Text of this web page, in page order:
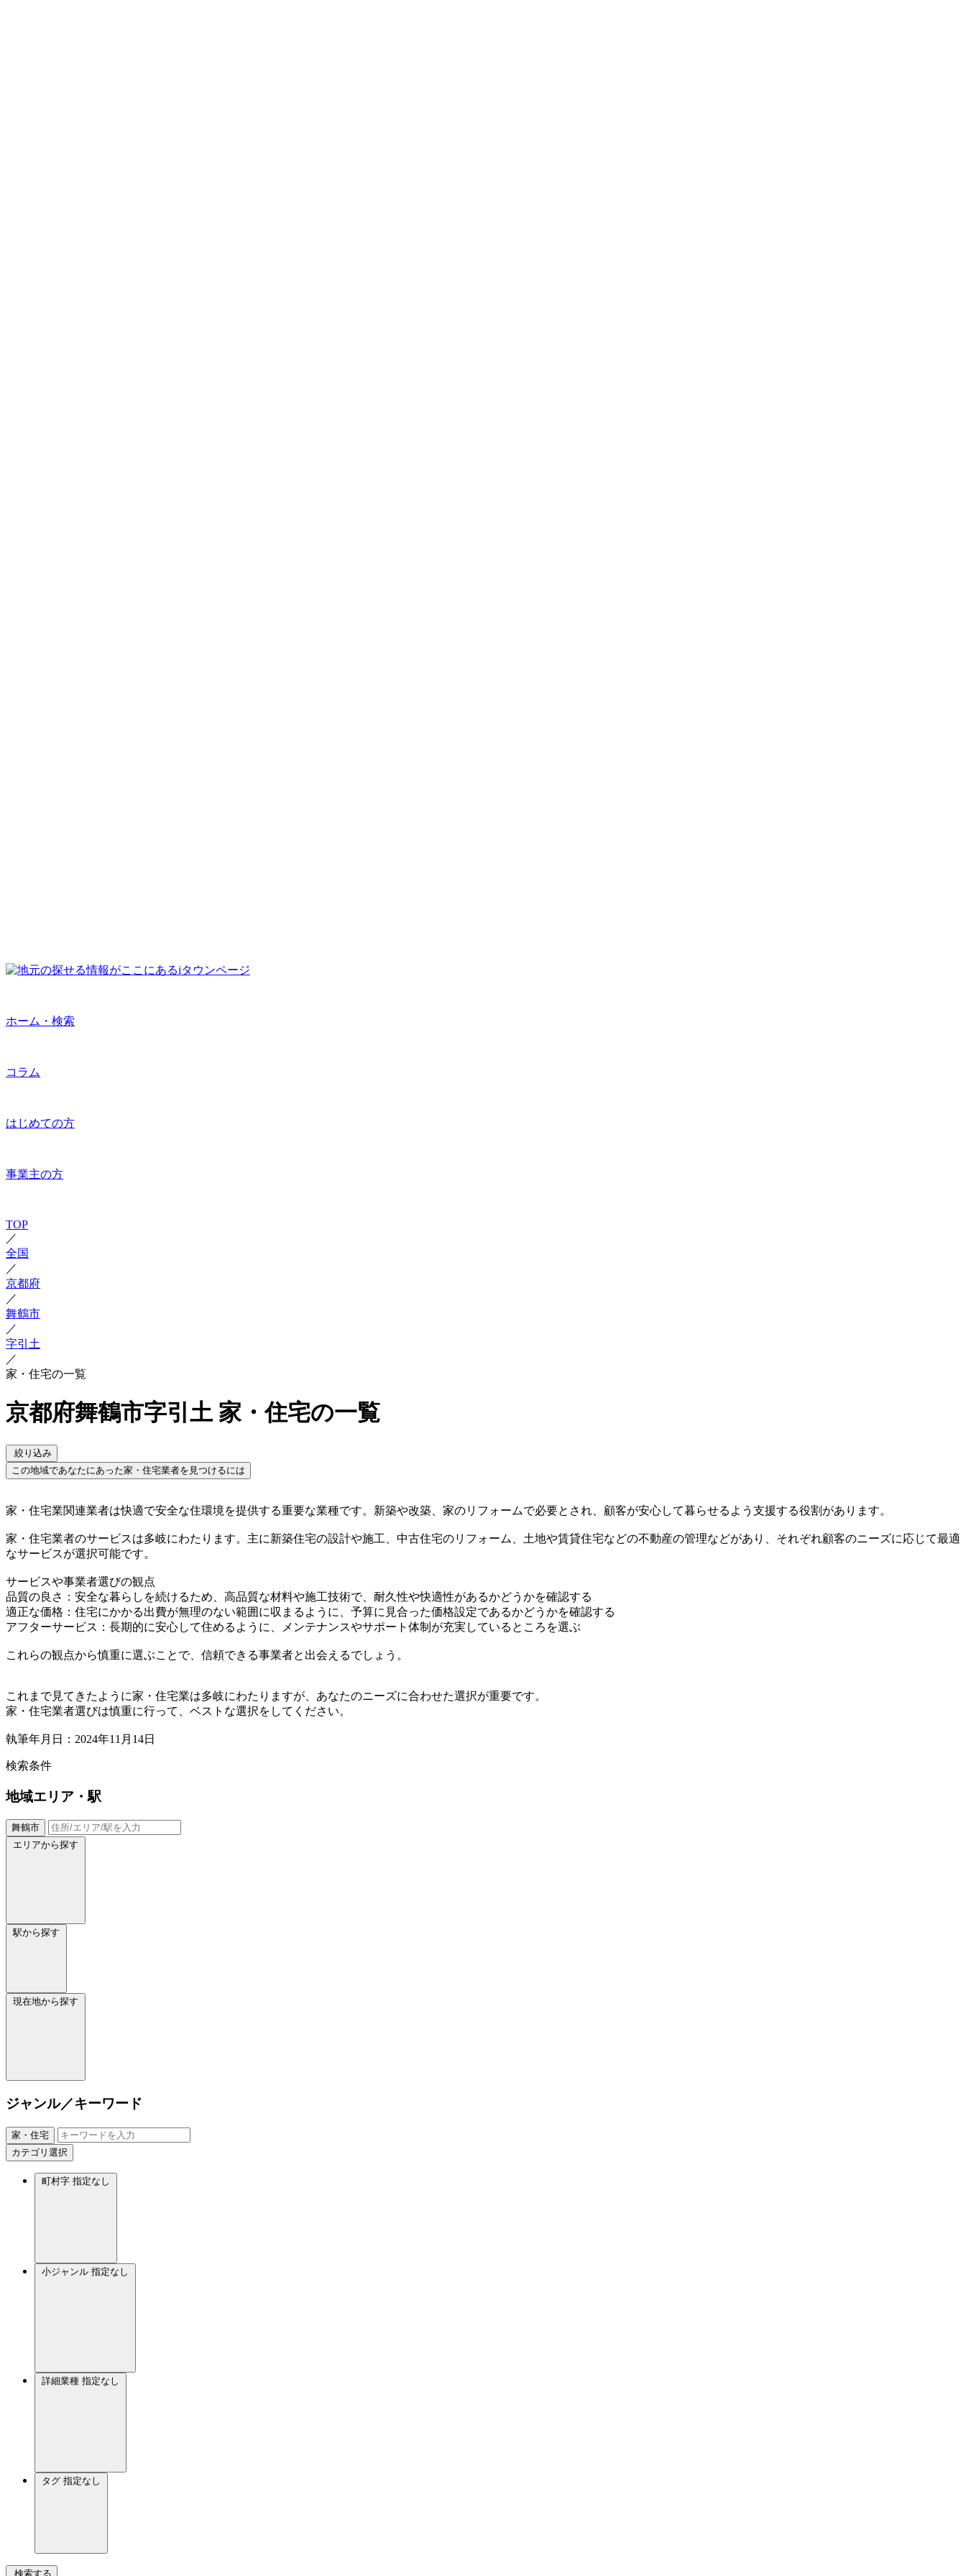
ホーム・検索
コラム
はじめての方
事業主の方
TOP
／
全国
／
京都府
／
舞鶴市
／
字引土
／
家・住宅の一覧
京都府舞鶴市字引土 家・住宅の一覧
絞り込み
この地域であなたにあった家・住宅業者を見つけるには
家・住宅業関連業者は快適で安全な住環境を提供する重要な業種です。新築や改築、家のリフォームで必要とされ、顧客が安心して暮らせるよう支援する役割があります。
家・住宅業者のサービスは多岐にわたります。主に新築住宅の設計や施工、中古住宅のリフォーム、土地や賃貸住宅などの不動産の管理などがあり、それぞれ顧客のニーズに応じて最適
なサービスが選択可能です。
サービスや事業者選びの観点
品質の良さ：安全な暮らしを続けるため、高品質な材料や施工技術で、耐久性や快適性があるかどうかを確認する
適正な価格：住宅にかかる出費が無理のない範囲に収まるように、予算に見合った価格設定であるかどうかを確認する
アフターサービス：長期的に安心して住めるように、メンテナンスやサポート体制が充実しているところを選ぶ
これらの観点から慎重に選ぶことで、信頼できる事業者と出会えるでしょう。
これまで見てきたように家・住宅業は多岐にわたりますが、あなたのニーズに合わせた選択が重要です。
家・住宅業者選びは慎重に行って、ベストな選択をしてください。
執筆年月日：2024年11月14日
検索条件
地域エリア・駅
舞鶴市
エリアから探す
駅から探す
現在地から探す
ジャンル／キーワード
家・住宅
カテゴリ選択
町村字 指定なし
小ジャンル 指定なし
詳細業種 指定なし
タグ 指定なし
検索する